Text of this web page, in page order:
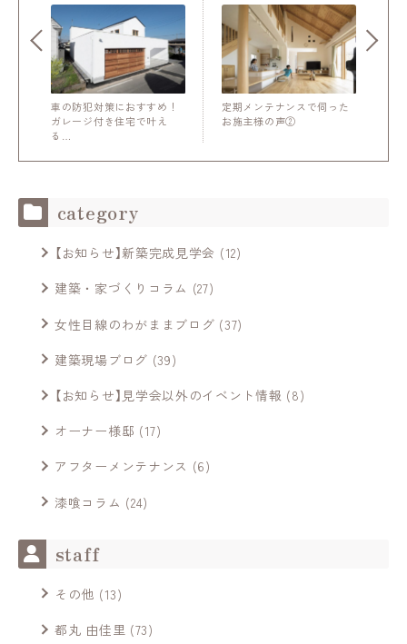
車の防犯対策におすすめ！
ガレージ付き住宅で叶え
る…
定期メンテナンスで伺った
お施主様の声②
category
【お知らせ】新築完成見学会 (12)
建築・家づくりコラム (27)
女性目線のわがままブログ (37)
建築現場ブログ (39)
【お知らせ】見学会以外のイベント情報 (8)
オーナー様邸 (17)
アフターメンテナンス (6)
漆喰コラム (24)
staff
その他 (13)
都丸 由佳里 (73)